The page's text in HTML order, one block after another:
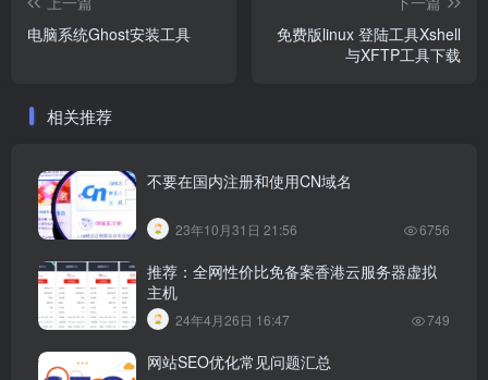
电脑系统Ghost安装工具
免费版linux 登陆工具Xshell
与XFTP工具下载
相关推荐
不要在国内注册和使用CN域名
23年10月31日 21:56 6756
推荐：全网性价比免备案香港云服务器虚拟
主机
24年4月26日 16:47 749
网站SEO优化常见问题汇总